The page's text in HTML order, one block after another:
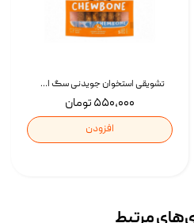
تشویقی استخوان جویدنی سگ اسنکی کرانچی با طعم مرغ Snacky Crunchy Munchy وزن 100 گرم
۵۵۰,۰۰۰ تومان
افزودن